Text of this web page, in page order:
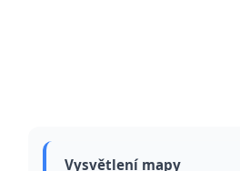
Vysvětlení mapy